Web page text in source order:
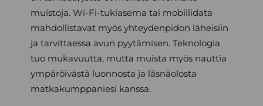
muistoja. Wi-Fi-tukiasema tai mobiilidata
mahdollistavat myös yhteydenpidon läheisiin
ja tarvittaessa avun pyytämisen. Teknologia
tuo mukavuutta, mutta muista myös nauttia
ympäröivästä luonnosta ja läsnäolosta
matkakumppaniesi kanssa.